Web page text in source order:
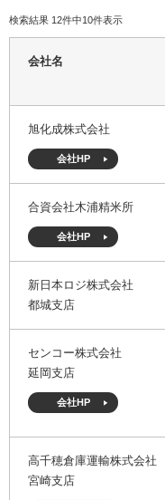
トランクルームの利
入会のご案内
地区倉庫協会一覧
倉庫協会ウェブタウ
～倉庫協会ポータル
新物効法対応ガイド
補助金のご案内
お役立ち情報
人材の確保・育成に
日本倉庫時報
物効法認定取得への道
倉庫業総合賠償責任
損害賠償責任かび保
講習会等ご案内
講習会を探す
倉庫管理主任者講
倉庫管理主任者講習
修了証（倉庫管理主
申請・お問い合わせ
申請・お問い合わせ
お問い合わせ
ご意見箱
刊行物のご案内
法律相談
広告のご案内
動画投稿（ポータル
メルマガ登録
個人情報保護方針
会員
検索結果 12件中10件表示
会社名
旭化成株式会社
会社HP
合資会社木浦精米所
会社HP
新日本ロジ株式会社
都城支店
センコー株式会社
延岡支店
会社HP
高千穂倉庫運輸株式会社
宮崎支店